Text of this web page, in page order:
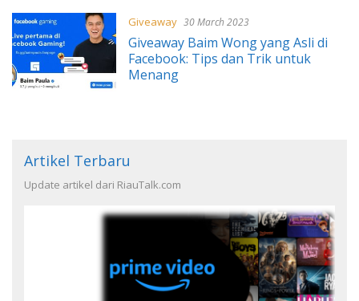
Giveaway 30 March 2023
Giveaway Baim Wong yang Asli di
Facebook: Tips dan Trik untuk
Menang
Artikel Terbaru
Update artikel dari RiauTalk.com